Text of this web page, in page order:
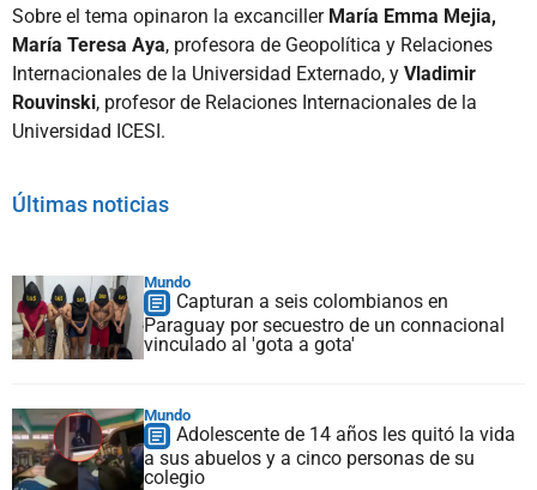
Sobre el tema opinaron la excanciller María Emma Mejia,
María Teresa Aya, profesora de Geopolítica y Relaciones
Internacionales de la Universidad Externado, y Vladimir
Rouvinski, profesor de Relaciones Internacionales de la
Universidad ICESI.
Últimas noticias
Mundo
Capturan a seis colombianos en
Paraguay por secuestro de un connacional
vinculado al 'gota a gota'
Mundo
Adolescente de 14 años les quitó la vida
a sus abuelos y a cinco personas de su
colegio